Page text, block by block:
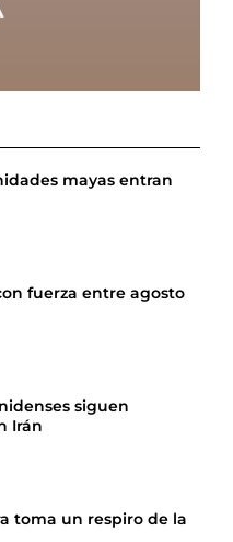
mayas entran
fuerza entre agosto
siguen
Irán
toma un respiro de la